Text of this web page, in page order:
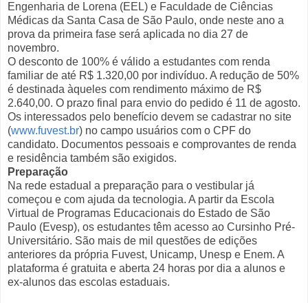
Engenharia de Lorena (EEL) e Faculdade de Ciências
Médicas da Santa Casa de São Paulo, onde neste ano a
prova da primeira fase será aplicada no dia 27 de
novembro.
O desconto de 100% é válido a estudantes com renda
familiar de até R$ 1.320,00 por indivíduo. A redução de 50%
é destinada àqueles com rendimento máximo de R$
2.640,00. O prazo final para envio do pedido é 11 de agosto.
Os interessados pelo benefício devem se cadastrar no site
(www.fuvest.br) no campo usuários com o CPF do
candidato. Documentos pessoais e comprovantes de renda
e residência também são exigidos.
Preparação
Na rede estadual a preparação para o vestibular já
começou e com ajuda da tecnologia. A partir da Escola
Virtual de Programas Educacionais do Estado de São
Paulo (Evesp), os estudantes têm acesso ao Cursinho Pré-
Universitário. São mais de mil questões de edições
anteriores da própria Fuvest, Unicamp, Unesp e Enem. A
plataforma é gratuita e aberta 24 horas por dia a alunos e
ex-alunos das escolas estaduais.